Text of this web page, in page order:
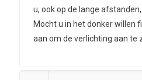
u, ook op de lange
Mocht u in het donker willen
aan om de verlichting aan te